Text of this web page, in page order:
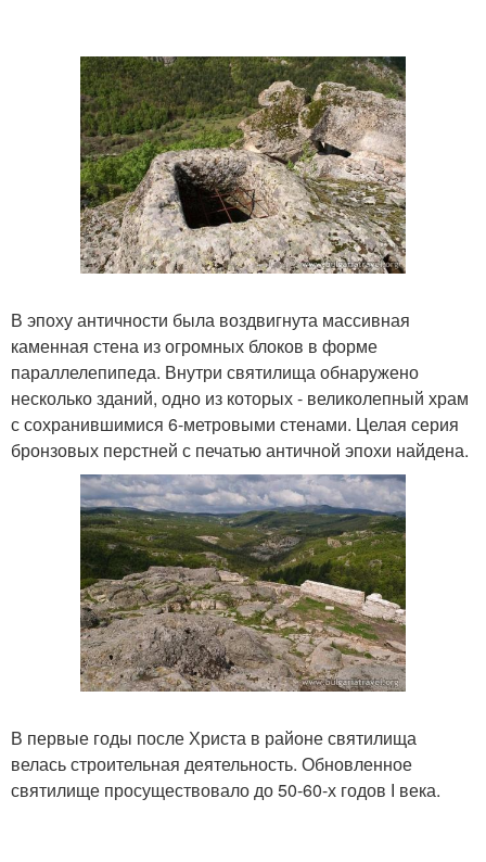
В эпоху античности была воздвигнута массивная
каменная стена из огромных блоков в форме
параллелепипеда. Внутри святилища обнаружено
несколько зданий, одно из которых - великолепный храм
с сохранившимися 6-метровыми стенами. Целая серия
бронзовых перстней с печатью античной эпохи найдена.
В первые годы после Христа в районе святилища
велась строительная деятельность. Обновленное
святилище просуществовало до 50-60-х годов І века.